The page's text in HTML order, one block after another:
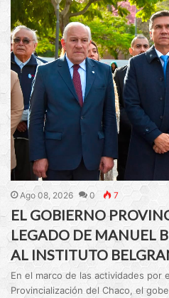
Ago 08, 2026 0 7
EL GOBIERNO
LEGADO DE MANUEL
AL INSTITUTO
En el marco de las actividades por
Provincialización del Chaco, el